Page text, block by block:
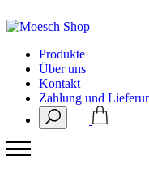
Produkte
Über uns
Kontakt
Zahlung und